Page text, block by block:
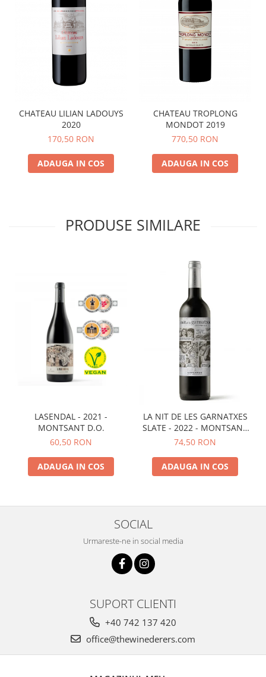
CHATEAU LILIAN LADOUYS
2020
170,50 RON
ADAUGA IN COS
CHATEAU TROPLONG
MONDOT 2019
770,50 RON
ADAUGA IN COS
PRODUSE SIMILARE
LASENDAL - 2021 -
MONTSANT D.O.
60,50 RON
ADAUGA IN COS
LA NIT DE LES GARNATXES
SLATE - 2022 - MONTSANT
D.O.
74,50 RON
ADAUGA IN COS
SOCIAL
Urmareste-ne in social media
SUPORT CLIENTI
+40 742 137 420
office@thewinederers.com